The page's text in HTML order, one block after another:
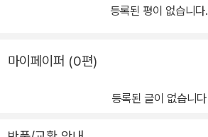
본 형태를 갖추기 시작해 청나라 말까지 적
어졌다. 그동안 발전과 변화, 침체와 쇠락을
있었고 깊숙한 골짜기도 있었다. 건축 풍격의
전하며 완성되었는데, 대략 다음 세 측면으로 귀납
등록된 평이 없습니다.
마이페이퍼 (0편)
등록된 글이 없습니다